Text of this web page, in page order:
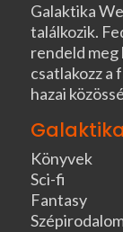
Galaktika
találkozik.
rendeld meg
csatlakozz a
hazai
Könyvek
Sci-fi
Fantasy